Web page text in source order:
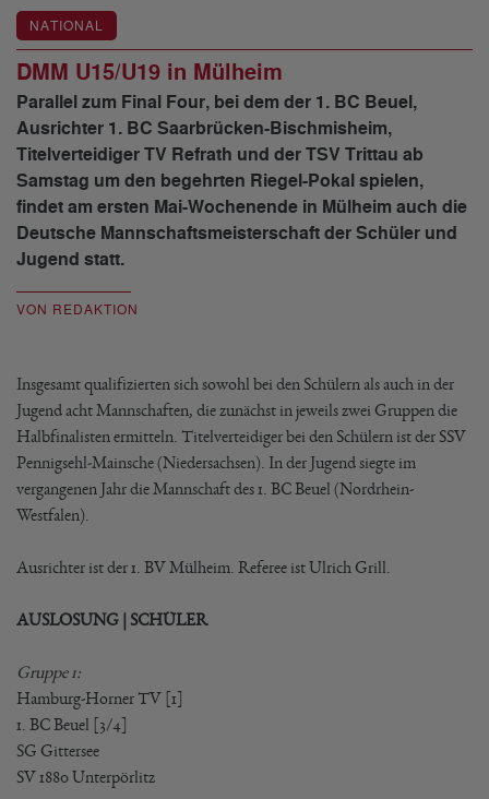
NATIONAL
DMM U15/U19 in Mülheim
Parallel zum Final Four, bei dem der 1. BC Beuel,
Ausrichter 1. BC Saarbrücken-Bischmisheim,
Titelverteidiger TV Refrath und der TSV Trittau ab
Samstag um den begehrten Riegel-Pokal spielen,
findet am ersten Mai-Wochenende in Mülheim auch die
Deutsche Mannschaftsmeisterschaft der Schüler und
Jugend statt.
VON REDAKTION
Insgesamt qualifizierten sich sowohl bei den Schülern als auch in der
Jugend acht Mannschaften, die zunächst in jeweils zwei Gruppen die
Halbfinalisten ermitteln. Titelverteidiger bei den Schülern ist der SSV
Pennigsehl-Mainsche (Niedersachsen). In der Jugend siegte im
vergangenen Jahr die Mannschaft des 1. BC Beuel (Nordrhein-
Westfalen).
Ausrichter ist der 1. BV Mülheim. Referee ist Ulrich Grill.
AUSLOSUNG | SCHÜLER
Gruppe 1:
Hamburg-Horner TV [1]
1. BC Beuel [3/4]
SG Gittersee
SV 1880 Unterpörlitz